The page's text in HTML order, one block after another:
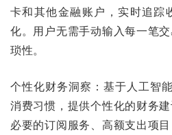
卡和其他金融账户，实时追踪
化。用户无需手动输入每一笔
琐性。
个性化财务洞察：基于人工智
消费习惯，提供个性化的财务
必要的订阅服务、高额支出项